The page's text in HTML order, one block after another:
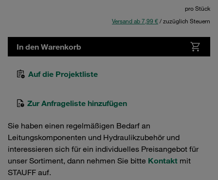
pro Stück
Versand ab 7,99 €/ zuzüglich Steuern
In den Warenkorb
Auf die Projektliste
Zur Anfrageliste hinzufügen
Sie haben einen regelmäßigen Bedarf an
Leitungskomponenten und Hydraulikzubehör und
interessieren sich für ein individuelles Preisangebot für
unser Sortiment, dann nehmen Sie bitte Kontakt mit
STAUFF auf.